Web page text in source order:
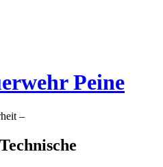
Peine
–